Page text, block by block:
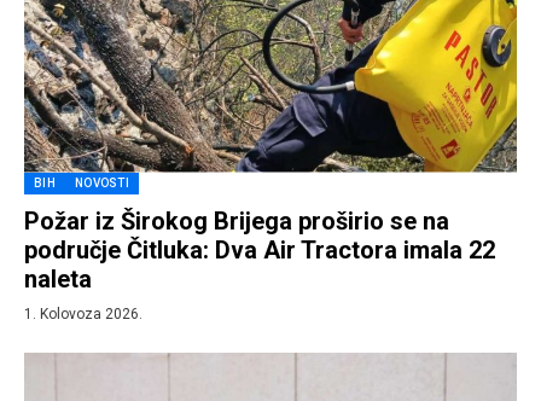
BIH NOVOSTI
Požar iz Širokog Brijega proširio se na
područje Čitluka: Dva Air Tractora imala 22
naleta
1. Kolovoza 2026.